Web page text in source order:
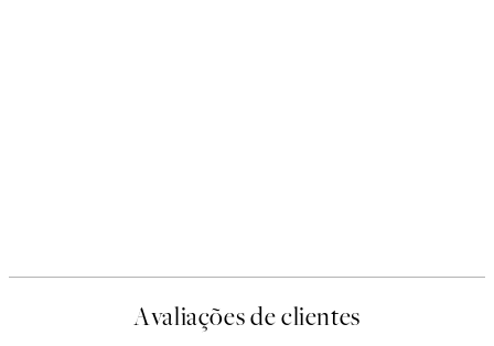
Avaliações de clientes